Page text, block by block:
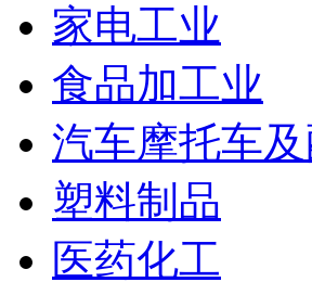
家电工业
食品加工业
汽车摩托车
塑料制品
医药化工